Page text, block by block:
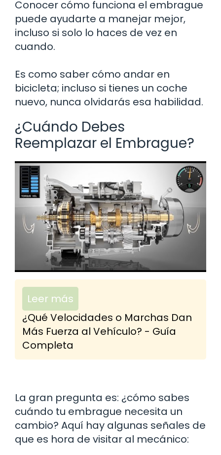
Conocer cómo funciona el embrague
puede ayudarte a manejar mejor,
incluso si solo lo haces de vez en
cuando.
Es como saber cómo andar en
bicicleta; incluso si tienes un coche
nuevo, nunca olvidarás esa habilidad.
¿Cuándo Debes
Reemplazar el Embrague?
Leer más
¿Qué Velocidades o Marchas Dan
Más Fuerza al Vehículo? - Guía
Completa
La gran pregunta es: ¿cómo sabes
cuándo tu embrague necesita un
cambio? Aquí hay algunas señales de
que es hora de visitar al mecánico: